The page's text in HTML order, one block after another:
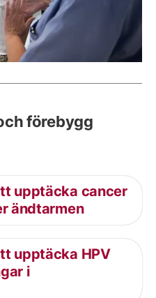
förebygg
upptäcka cancer
ändtarmen
upptäcka HPV
i